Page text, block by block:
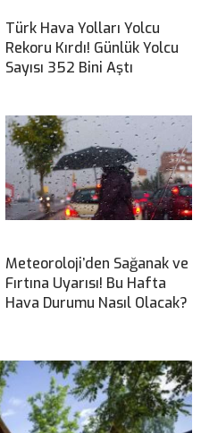
Türk Hava Yolları Yolcu
Rekoru Kırdı! Günlük Yolcu
Sayısı 352 Bini Aştı
Meteoroloji’den Sağanak ve
Fırtına Uyarısı! Bu Hafta
Hava Durumu Nasıl Olacak?